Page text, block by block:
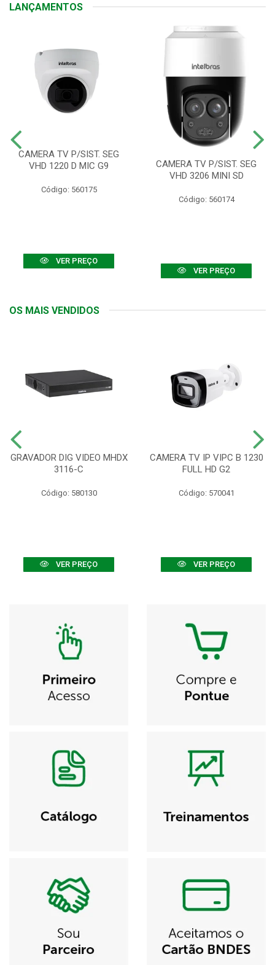
LANÇAMENTOS
CAMERA TV P/SIST. SEG
VHD 1220 D MIC G9
Código: 560175
VER PREÇO
CAMERA TV P/SIST. SEG
VHD 3206 MINI SD
Código: 560174
VER PREÇO
OS MAIS VENDIDOS
GRAVADOR DIG VIDEO MHDX
3116-C
Código: 580130
VER PREÇO
CAMERA TV IP VIPC B 1230
FULL HD G2
Código: 570041
VER PREÇO